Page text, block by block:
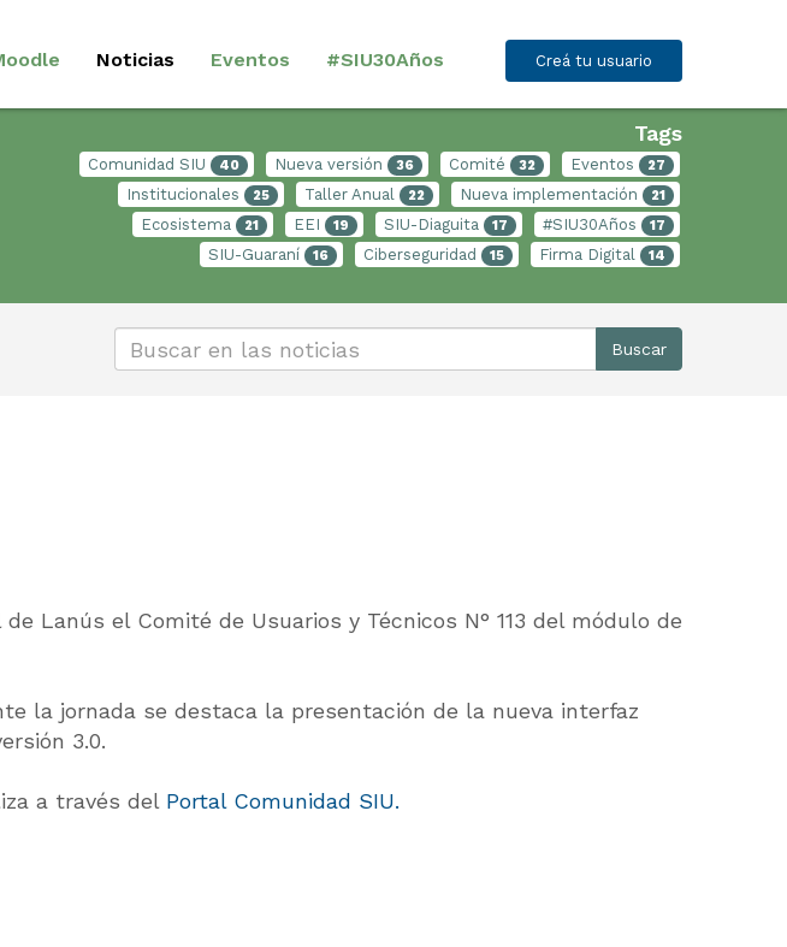
Noticias Eventos #SIU30Años Creá tu usuario
Tags
Comunidad SIU 40 Nueva versión 36 Comité 32 Eventos 27
Institucionales 25 Taller Anual 22 Nueva implementación 21
Ecosistema 21 EEI 19 SIU-Diaguita 17 #SIU30Años 17
SIU-Guaraní 16 Ciberseguridad 15 Firma Digital 14
Buscar
Lanús el Comité de Usuarios y Técnicos N° 113 del módulo de
la jornada se destaca la presentación de la nueva interfaz
3.0.
a través del Portal Comunidad SIU.